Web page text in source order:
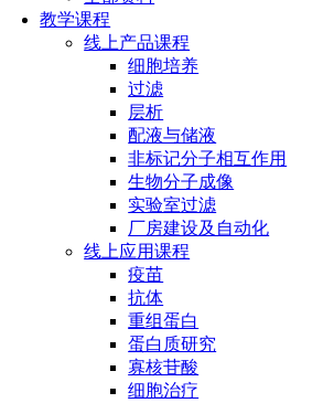
教学课程
线上产品课程
细胞培养
过滤
层析
配液与储液
非标记分子相互作用
生物分子成像
实验室过滤
厂房建设及自动化
线上应用课程
疫苗
抗体
重组蛋白
蛋白质研究
寡核苷酸
细胞治疗